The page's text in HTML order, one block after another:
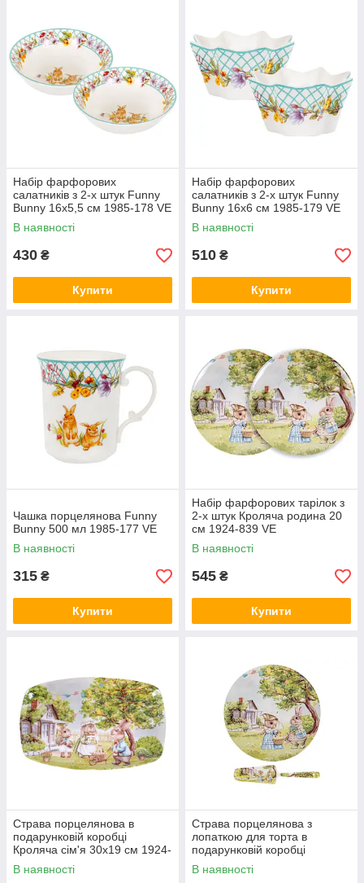
Набір фарфорових
салатників з 2-х штук Funny
Bunny 16х5,5 см 1985-178 VE
В наявності
430 ₴
Купити
Набір фарфорових
салатників з 2-х штук Funny
Bunny 16х6 см 1985-179 VE
В наявності
510 ₴
Купити
Чашка порцелянова Funny
Bunny 500 мл 1985-177 VE
В наявності
315 ₴
Купити
Набір фарфорових тарілок з
2-х штук Кроляча родина 20
см 1924-839 VE
В наявності
545 ₴
Купити
Страва порцелянова в
подарунковій коробці
Кроляча сім'я 30х19 см 1924-
846 VE
В наявності
Страва порцелянова з
лопаткою для торта в
подарунковій коробці
Кроляча родина 26 см 1924-
843 VE
В наявності